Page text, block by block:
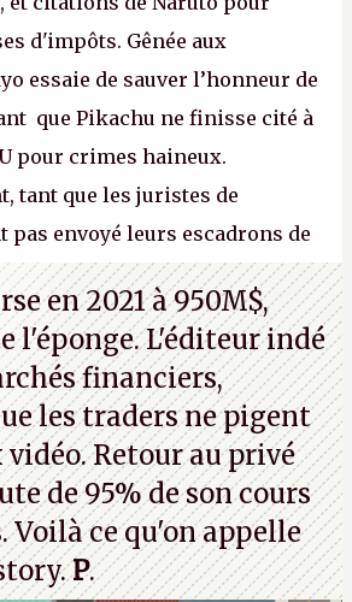
d'impôts. Gênée aux
essaie de sauver l’honneur de
que Pikachu ne finisse cité à
pour crimes haineux.
tant que les juristes de
pas envoyé leurs escadrons de
pour distribuer du copyright
l'Oncle Sam continuera
intellectuelle sur vos
P.
en 2021 à 950M$,
l'éponge. L'éditeur indé
financiers,
les traders ne pigent
Retour au privé
de 95% de son cours
Voilà ce qu'on appelle
P.